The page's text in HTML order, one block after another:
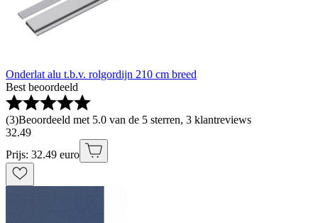
Onderlat alu t.b.v. rolgordijn 210 cm breed
Best beoordeeld
(3)Beoordeeld met 5.0 van de 5 sterren, 3 klantreviews
32.49
Prijs: 32.49 euro